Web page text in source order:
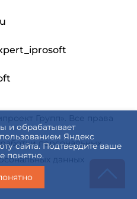
и обрабатывает
Яндекс
сайта. Подтвердите ваше
понятно.
Групп». Все права
персональных
данных